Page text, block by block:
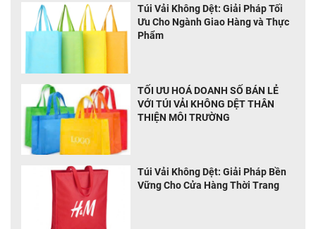
Túi Vải Không Dệt: Giải Pháp Tối
Ưu Cho Ngành Giao Hàng và Thực
Phẩm
TỐI ƯU HOÁ DOANH SỐ BÁN LẺ
VỚI TÚI VẢI KHÔNG DỆT THÂN
THIỆN MÔI TRƯỜNG
Túi Vải Không Dệt: Giải Pháp Bền
Vững Cho Cửa Hàng Thời Trang